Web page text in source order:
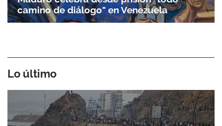
camino de diálogo" en Venezuela
Lo último